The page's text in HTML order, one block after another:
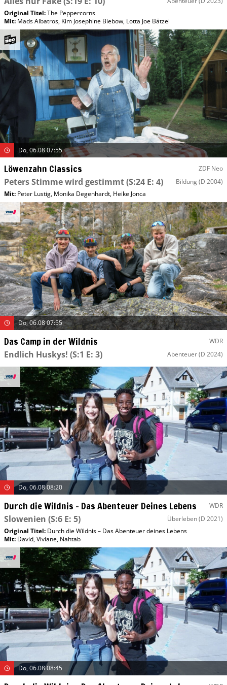
Original Titel:The Peppercorns
Mit: Mads Albatros, Kim Josephine Biebow, Lotta Joe Bätzel
Do, 06.08 07:55
Löwenzahn Classics ZDF Neo
Peters Stimme wird gestimmt(S:24 E: 4) Bildung(D 2004)
Mit: Peter Lustig, Monika Degenhardt, Heike Jonca
Do, 06.08 07:55
Das Camp in der Wildnis WDR
Endlich Huskys! (S:1 E: 3) Abenteuer(D 2024)
Do, 06.08 08:20
Durch die Wildnis – Das Abenteuer Deines Lebens WDR
Slowenien (S:6 E: 5) Überleben(D 2021)
Original Titel: Durch die Wildnis – Das Abenteuer deines Lebens
Mit: David,Viviane, Nahtab
Do, 06.08 08:45